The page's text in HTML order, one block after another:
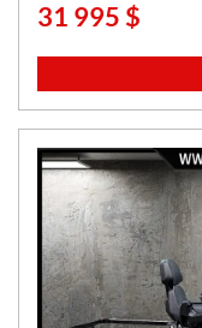
P
X
:
31 995 $